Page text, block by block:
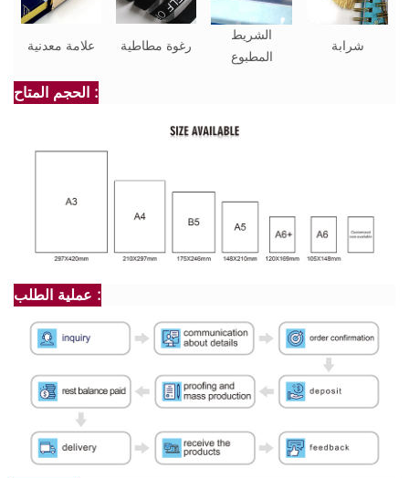
علامة معدنية رغوة مطاطية
الشريط
المطبوع
شرابة
الحجم المتاح :
عملية الطلب :